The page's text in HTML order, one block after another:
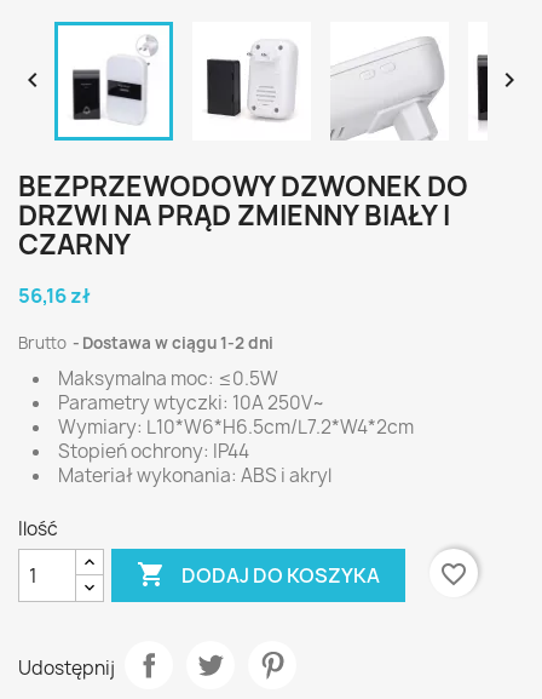
 
BEZPRZEWODOWY DZWONEK DO
DRZWI NA PRĄD ZMIENNY BIAŁY I
CZARNY
56,16 zł
Brutto Dostawa w ciągu 1-2 dni
Maksymalna moc: ≤0.5W
Parametry wtyczki: 10A 250V~
Wymiary: L10*W6*H6.5cm/L7.2*W4*2cm
Stopień ochrony: IP44
Materiał wykonania: ABS i akryl
Ilość
 DODAJ DO KOSZYKA favorite_border
Udostępnij